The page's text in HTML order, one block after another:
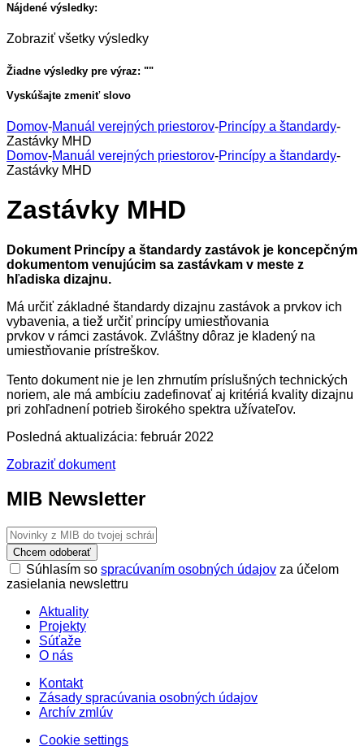
Nájdené výsledky:
Zobraziť všetky výsledky
Žiadne výsledky pre výraz: ""
Vyskúšajte zmeniť slovo
Domov-Manuál verejných priestorov-Princípy a štandardy-
Zastávky MHD
Domov-Manuál verejných priestorov-Princípy a štandardy-
Zastávky MHD
Zastávky MHD
Dokument Princípy a štandardy zastávok je koncepčným
dokumentom venujúcim sa zastávkam v meste z
hľadiska dizajnu.
Má určiť základné štandardy dizajnu zastávok a prvkov ich
vybavenia, a tiež určiť princípy umiestňovania
prvkov v rámci zastávok. Zvláštny dôraz je kladený na
umiestňovanie prístreškov.
Tento dokument nie je len zhrnutím príslušných technických
noriem, ale má ambíciu zadefinovať aj kritériá kvality dizajnu
pri zohľadnení potrieb širokého spektra užívateľov.
Posledná aktualizácia: február 2022
Zobraziť dokument
MIB Newsletter
Chcem odoberať
Súhlasím so spracúvaním osobných údajov za účelom
zasielania newslettru
Aktuality
Projekty
Súťaže
O nás
Kontakt
Zásady spracúvania osobných údajov
Archív zmlúv
Cookie settings